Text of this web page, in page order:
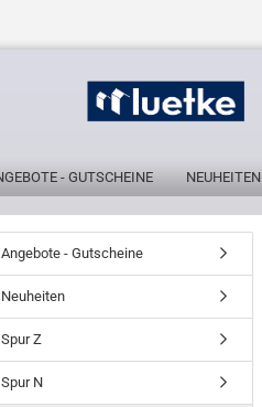
- GUTSCHEINE NEUHEITEN
Angebote - Gutscheine
Neuheiten
Spur Z
Spur N